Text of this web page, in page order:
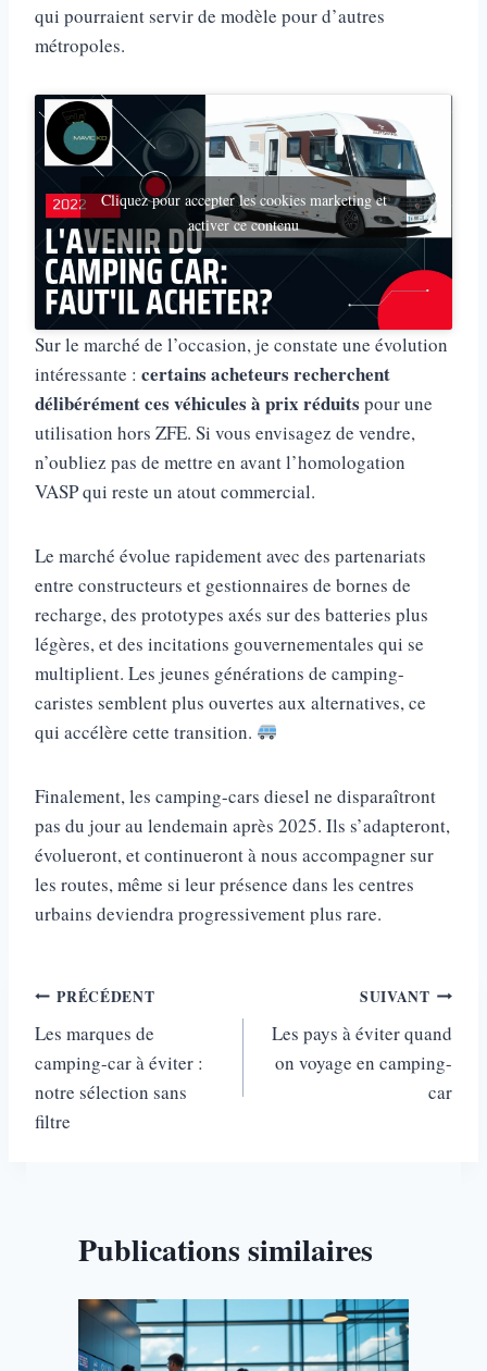
qui pourraient servir de modèle pour d’autres
métropoles.
Cliquez pour accepter les cookies marketing et
activer ce contenu
Sur le marché de l’occasion, je constate une évolution
intéressante : certains acheteurs recherchent
délibérément ces véhicules à prix réduits pour une
utilisation hors ZFE. Si vous envisagez de vendre,
n’oubliez pas de mettre en avant l’homologation
VASP qui reste un atout commercial.
Le marché évolue rapidement avec des partenariats
entre constructeurs et gestionnaires de bornes de
recharge, des prototypes axés sur des batteries plus
légères, et des incitations gouvernementales qui se
multiplient. Les jeunes générations de camping-
caristes semblent plus ouvertes aux alternatives, ce
qui accélère cette transition.
Finalement, les camping-cars diesel ne disparaîtront
pas du jour au lendemain après 2025. Ils s’adapteront,
évolueront, et continueront à nous accompagner sur
les routes, même si leur présence dans les centres
urbains deviendra progressivement plus rare.
Navigation
de
l’article
PRÉCÉDENT
Les marques de
camping-car à éviter :
notre sélection sans
filtre
SUIVANT
Les pays à éviter quand
on voyage en camping-
car
Publications similaires